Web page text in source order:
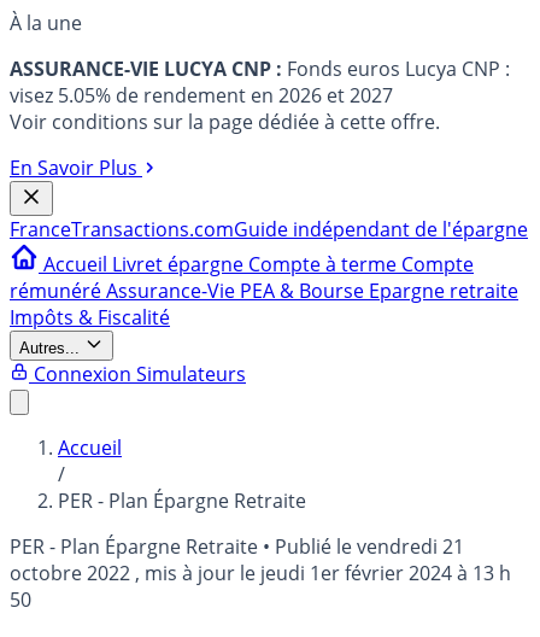
À la une
ASSURANCE-VIE LUCYA CNP : Fonds euros Lucya CNP :
visez 5.05% de rendement en 2026 et 2027
Voir conditions sur la page dédiée à cette offre.
En Savoir Plus
FranceTransactions.comGuide indépendant de l'épargne
Accueil Livret épargne Compte à terme Compte
rémunéréAssurance-Vie PEA & Bourse Epargne retraite
Impôts & Fiscalité
Autres...
Connexion Simulateurs
Accueil
/
PER - Plan Épargne Retraite
PER - Plan Épargne Retraite • Publié levendredi 21
octobre 2022 , mis à jour le jeudi 1er février 2024 à 13 h
50